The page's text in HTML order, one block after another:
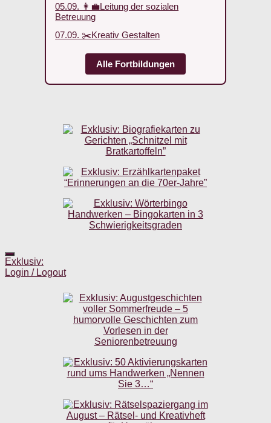
05.09. 👩‍💼Leitung der sozialen
Betreuung
07.09. ✂️Kreativ Gestalten
Alle Fortbildungen
Exklusiv:
Login / Logout